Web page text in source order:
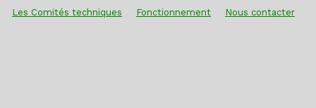
Les Comités techniques Fonctionnement Nous contacter